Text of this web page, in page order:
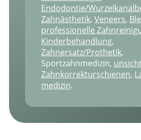
Endodontie/
Zahnästhetik, Veneers,
professionelle
Kinderbehandlung,
Zahnersatz/Prothetik,
Sportzahnmedizin,
Zahnkorrekturschienen,
medizin.